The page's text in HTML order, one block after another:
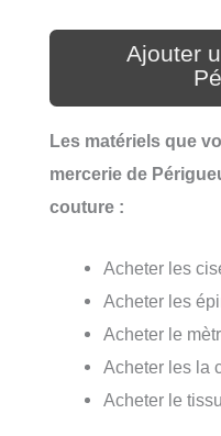
Ajouter
Les matériels que
mercerie de
couture :
Acheter les
Acheter les
Acheter le
Acheter les la
Acheter le